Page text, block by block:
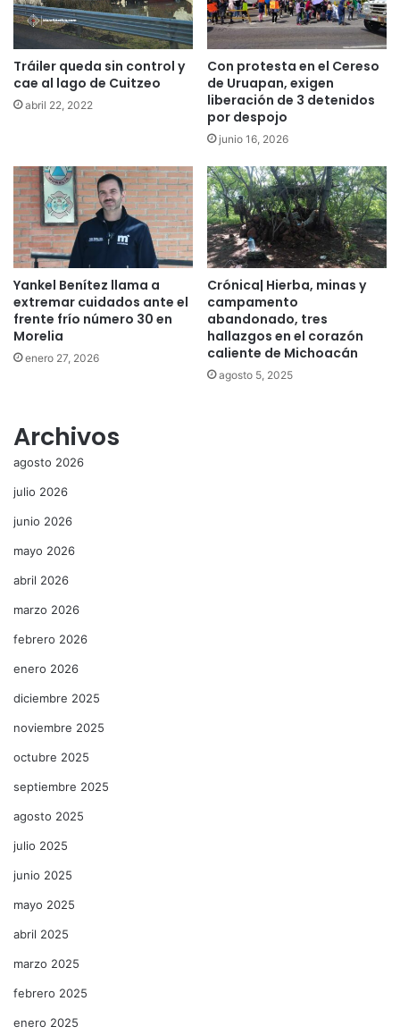
Tráiler queda sin control y
cae al lago de Cuitzeo
abril 22, 2022
Con protesta en el Cereso
de Uruapan, exigen
liberación de 3 detenidos
por despojo
junio 16, 2026
Yankel Benítez llama a
extremar cuidados ante el
frente frío número 30 en
Morelia
enero 27, 2026
Crónica| Hierba, minas y
campamento
abandonado, tres
hallazgos en el corazón
caliente de Michoacán
agosto 5, 2025
Archivos
agosto 2026
julio 2026
junio 2026
mayo 2026
abril 2026
marzo 2026
febrero 2026
enero 2026
diciembre 2025
noviembre 2025
octubre 2025
septiembre 2025
agosto 2025
julio 2025
junio 2025
mayo 2025
abril 2025
marzo 2025
febrero 2025
enero 2025